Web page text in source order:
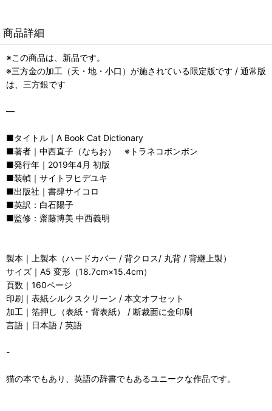
商品詳細
※この商品は、新品です。
※三方金の加工（天・地・小口）が施されている限定版です / 通常版
は、三方銀です
—
■タイトル｜A Book Cat Dictionary
■著者｜中西直子（なちお） ※トラネコボンボン
■発行年｜2019年4月 初版
■装幀｜サイトヲヒデユキ
■出版社｜書肆サイコロ
■英訳：白石陽子
■監修：齋藤博美 中西義明
製本｜上製本（ハードカバー / 背クロス/ 丸背 / 背継上製）
サイズ｜A5 変形（18.7cm×15.4cm）
頁数｜160ページ
印刷｜表紙シルクスクリーン / 本文オフセット
加工｜箔押し（表紙・背表紙） / 断裁面に金印刷
言語｜日本語 / 英語
-
猫の本でもあり、英語の辞書でもあるユニークな作品です。